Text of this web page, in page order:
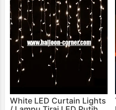
White LED Curtain Lights